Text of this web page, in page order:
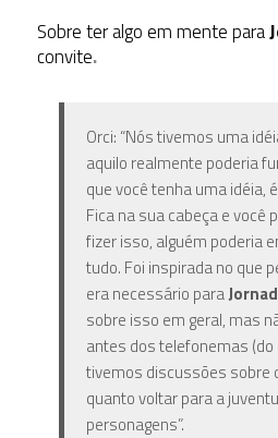
Sobre ter algo em mente para
convite.
Orci: “Nós tivemos uma
aquilo realmente poderia
que você tenha uma idéia,
Fica na sua cabeça e você
fizer isso, alguém poderia
tudo. Foi inspirada no que
era necessário para
sobre isso em geral, mas
antes dos telefonemas (do
tivemos discussões sobre
quanto voltar para a
personagens”.